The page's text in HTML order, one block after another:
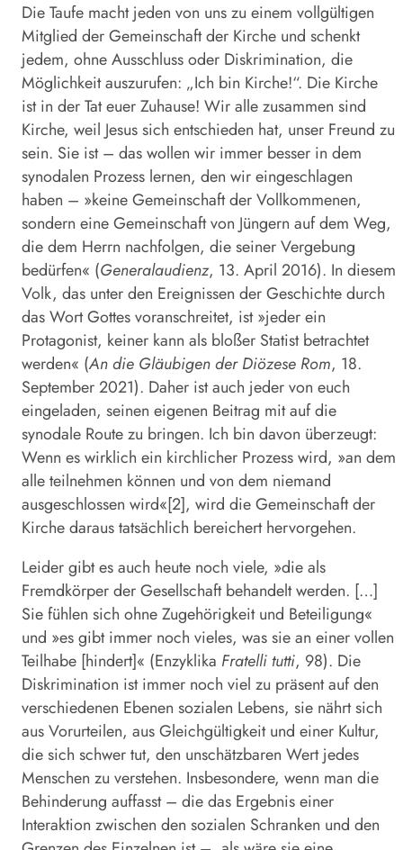
Die Taufe macht jeden von uns zu einem vollgültigen
Mitglied der Gemeinschaft der Kirche und schenkt
jedem, ohne Ausschluss oder Diskrimination, die
Möglichkeit auszurufen: „Ich bin Kirche!“. Die Kirche
ist in der Tat euer Zuhause! Wir alle zusammen sind
Kirche, weil Jesus sich entschieden hat, unser Freund zu
sein. Sie ist – das wollen wir immer besser in dem
synodalen Prozess lernen, den wir eingeschlagen
haben – »keine Gemeinschaft der Vollkommenen,
sondern eine Gemeinschaft von Jüngern auf dem Weg,
die dem Herrn nachfolgen, die seiner Vergebung
bedürfen« (Generalaudienz, 13. April 2016). In diesem
Volk, das unter den Ereignissen der Geschichte durch
das Wort Gottes voranschreitet, ist »jeder ein
Protagonist, keiner kann als bloßer Statist betrachtet
werden« (An die Gläubigen der Diözese Rom, 18.
September 2021). Daher ist auch jeder von euch
eingeladen, seinen eigenen Beitrag mit auf die
synodale Route zu bringen. Ich bin davon überzeugt:
Wenn es wirklich ein kirchlicher Prozess wird, »an dem
alle teilnehmen können und von dem niemand
ausgeschlossen wird«[2], wird die Gemeinschaft der
Kirche daraus tatsächlich bereichert hervorgehen.
Leider gibt es auch heute noch viele, »die als
Fremdkörper der Gesellschaft behandelt werden. […]
Sie fühlen sich ohne Zugehörigkeit und Beteiligung«
und »es gibt immer noch vieles, was sie an einer vollen
Teilhabe [hindert]« (Enzyklika Fratelli tutti, 98). Die
Diskrimination ist immer noch viel zu präsent auf den
verschiedenen Ebenen sozialen Lebens, sie nährt sich
aus Vorurteilen, aus Gleichgültigkeit und einer Kultur,
die sich schwer tut, den unschätzbaren Wert jedes
Menschen zu verstehen. Insbesondere, wenn man die
Behinderung auffasst – die das Ergebnis einer
Interaktion zwischen den sozialen Schranken und den